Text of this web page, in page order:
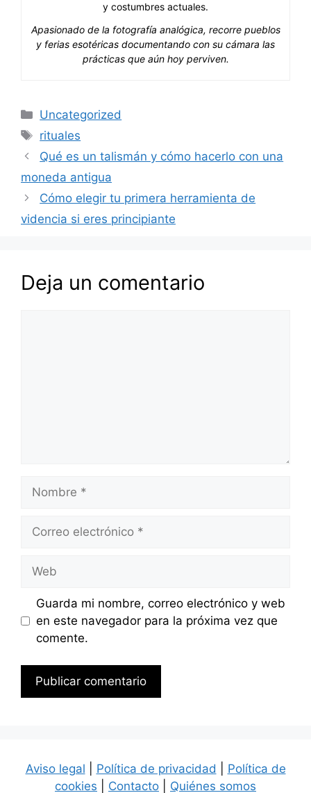
y costumbres actuales.
Apasionado de la fotografía analógica, recorre pueblos
y ferias esotéricas documentando con su cámara las
prácticas que aún hoy perviven.
Categorías
Uncategorized
Etiquetas
rituales
Qué es un talismán y cómo hacerlo con una
moneda antigua
Cómo elegir tu primera herramienta de
videncia si eres principiante
Deja un comentario
Nombre
Correo
Web
Guarda mi nombre, correo electrónico y web
en este navegador para la próxima vez que
comente.
Aviso legal Política de privacidad
Política de
cookies
Contacto Quiénes somos